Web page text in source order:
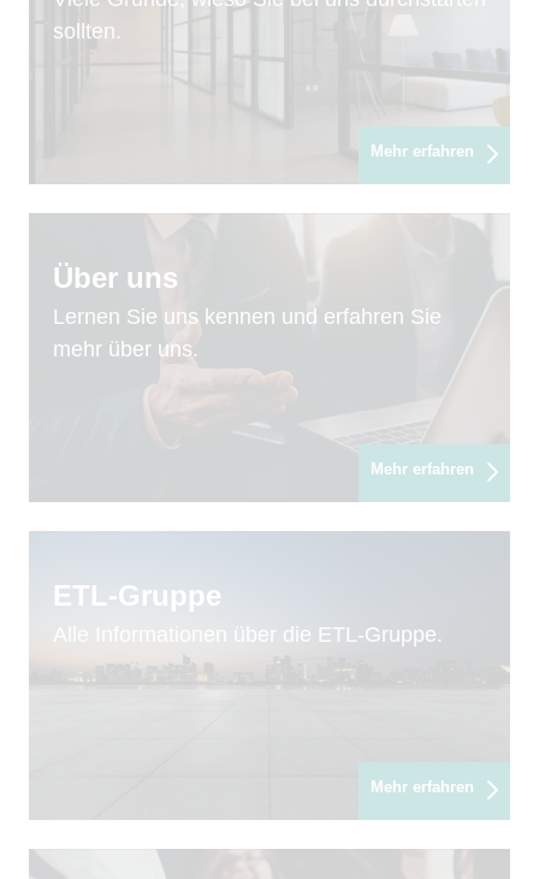
sollten.
Mehr erfahren
Über uns
Lernen Sie uns kennen und erfahren Sie
mehr über uns.
Mehr erfahren
ETL-Gruppe
Alle Informationen über die ETL-Gruppe.
Mehr erfahren